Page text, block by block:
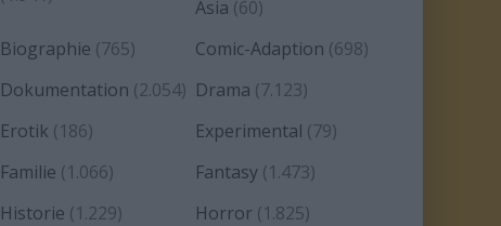
Asia (60)
Biographie (765) Comic-Adaption (698)
Dokumentation (2.054) Drama (7.123)
Erotik (186) Experimental (79)
Familie (1.066) Fantasy (1.473)
Historie (1.229) Horror (1.825)